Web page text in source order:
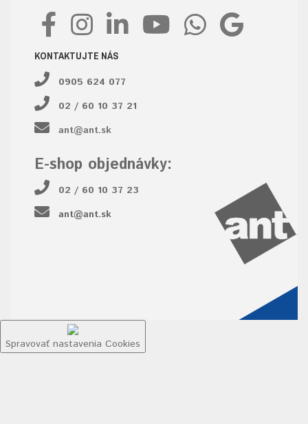
KONTAKTUJTE NÁS
0905 624 077
02 / 60 10 37 21
ant@ant.sk
E-shop objednávky:
02 / 60 10 37 23
ant@ant.sk
Spravovať nastavenia Cookies